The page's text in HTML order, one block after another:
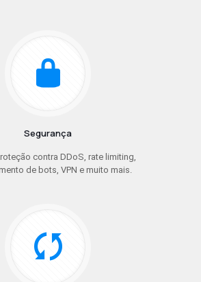
Segurança
contra DDoS, rate limiting,
de bots, VPN e muito mais.